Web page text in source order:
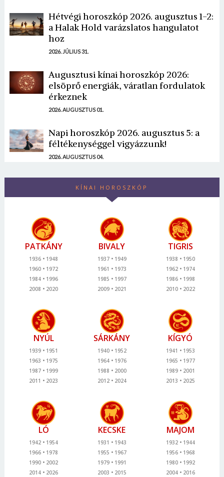
Hétvégi horoszkóp 2026. augusztus 1-2:
a Halak Hold varázslatos hangulatot
hoz
2026. JÚLIUS 31.
Augusztusi kínai horoszkóp 2026:
elsöprő energiák, váratlan fordulatok
érkeznek
2026. AUGUSZTUS 01.
Napi horoszkóp 2026. augusztus 5: a
féltékenységgel vigyázzunk!
2026. AUGUSZTUS 04.
KÍNAI HOROSZKÓP
PATKÁNY
1936
1948
1960
1972
1984
1996
2008
2020
BIVALY
1937
1949
1961
1973
1985
1997
2009
2021
TIGRIS
1938
1950
1962
1974
1986
1998
2010
2022
NYÚL
1939
1951
1963
1975
1987
1999
2011
2023
SÁRKÁNY
1940
1952
1964
1976
1988
2000
2012
2024
KÍGYÓ
1941
1953
1965
1977
1989
2001
2013
2025
LÓ
1942
1954
1966
1978
1990
2002
2014
2026
KECSKE
1931
1943
1955
1967
1979
1991
2003
2015
MAJOM
1932
1944
1956
1968
1980
1992
2004
2016